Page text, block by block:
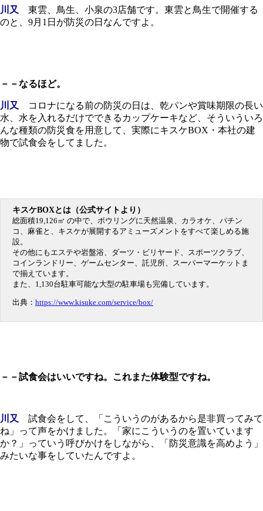
川又
東雲、鳥生、小泉の3店舗です。東雲と鳥生で開催する
のと、9月1日が防災の日なんですよ。
－－なるほど。
川又
コロナになる前の防災の日は、乾パンや賞味期限の長い
水、水を入れるだけでできるカップケーキなど、そういういろ
んな種類の防災食を用意して、実際にキスケBOX・本社の建
物で試食会をしてました。
キスケBOXとは（公式サイトより）
総面積19,126㎡ の中で、ボウリングに天然温泉、カラオケ、パチン
コ、麻雀と、キスケが展開するアミューズメントをすべて楽しめる施
設。
その他にもエステや岩盤浴、ダーツ・ビリヤード、スポーツクラブ、
コインランドリー、ゲームセンター、託児所、スーパーマーケットま
で揃えています。
また、1,130台駐車可能な大型の駐車場も完備しています。
出典： https://www.kisuke.com/service/box/
－－試食会はいいですね。これまた体験型ですね。
川又
試食会をして、「こういうのがあるから是非買ってみて
ね」って声をかけました。「家にこういうのを置いています
か？」っていう呼びかけをしながら、「防災意識を高めよう」
みたいな事をしていたんですよ。